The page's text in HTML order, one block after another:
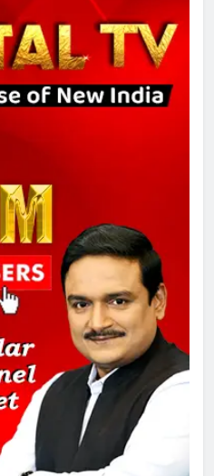
पहले लालू परिवार पर बड़ा झटका,
का नाम अमर शहीद ठाकुर
के नाम पर करने की मांग तेज
ठाकुर रोशन सिंह के नाम पर
नेहरू चिकित्सालय का
करने की मांग को लेकर
धरना शुरू
भूमि पर विकसित होगा कार्बन-